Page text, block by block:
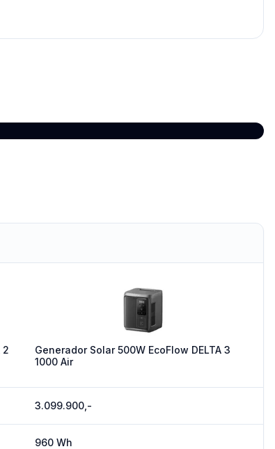
2
Generador Solar 500W EcoFlow DELTA 3
1000 Air
3.099.900,-
960 Wh